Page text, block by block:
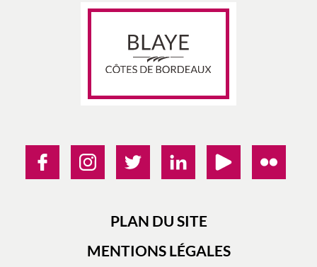
PLAN DU SITE
MENTIONS LÉGALES